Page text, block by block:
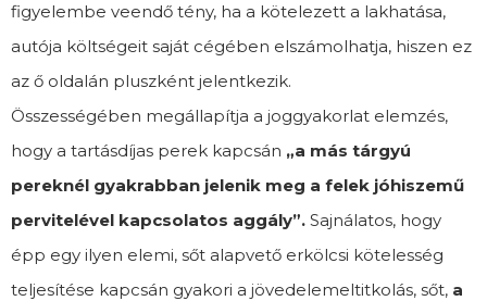
figyelembe veendő tény, ha a kötelezett a lakhatása,
autója költségeit saját cégében elszámolhatja, hiszen ez
az ő oldalán pluszként jelentkezik.
Összességében megállapítja a joggyakorlat elemzés,
hogy a tartásdíjas perek kapcsán „a más tárgyú
pereknél gyakrabban jelenik meg a felek jóhiszemű
pervitelével kapcsolatos aggály”. Sajnálatos, hogy
épp egy ilyen elemi, sőt alapvető erkölcsi kötelesség
teljesítése kapcsán gyakori a jövedelemeltitkolás, sőt, a